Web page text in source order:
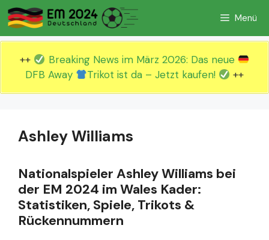
Zum
Inhalt
springen
Menü
++
Breaking News im März 2026: Das neue
DFB Away
Trikot ist da – Jetzt kaufen! ++
Ashley Williams
Nationalspieler Ashley Williams bei
der EM 2024 im Wales Kader:
Statistiken, Spiele, Trikots &
Rückennummern